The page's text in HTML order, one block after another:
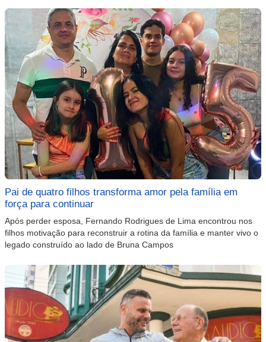
Pai de quatro filhos transforma amor pela família em
força para continuar
Após perder esposa, Fernando Rodrigues de Lima encontrou nos
filhos motivação para reconstruir a rotina da família e manter vivo o
legado construído ao lado de Bruna Campos